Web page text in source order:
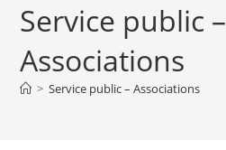
Service public –
Associations
> Service public – Associations